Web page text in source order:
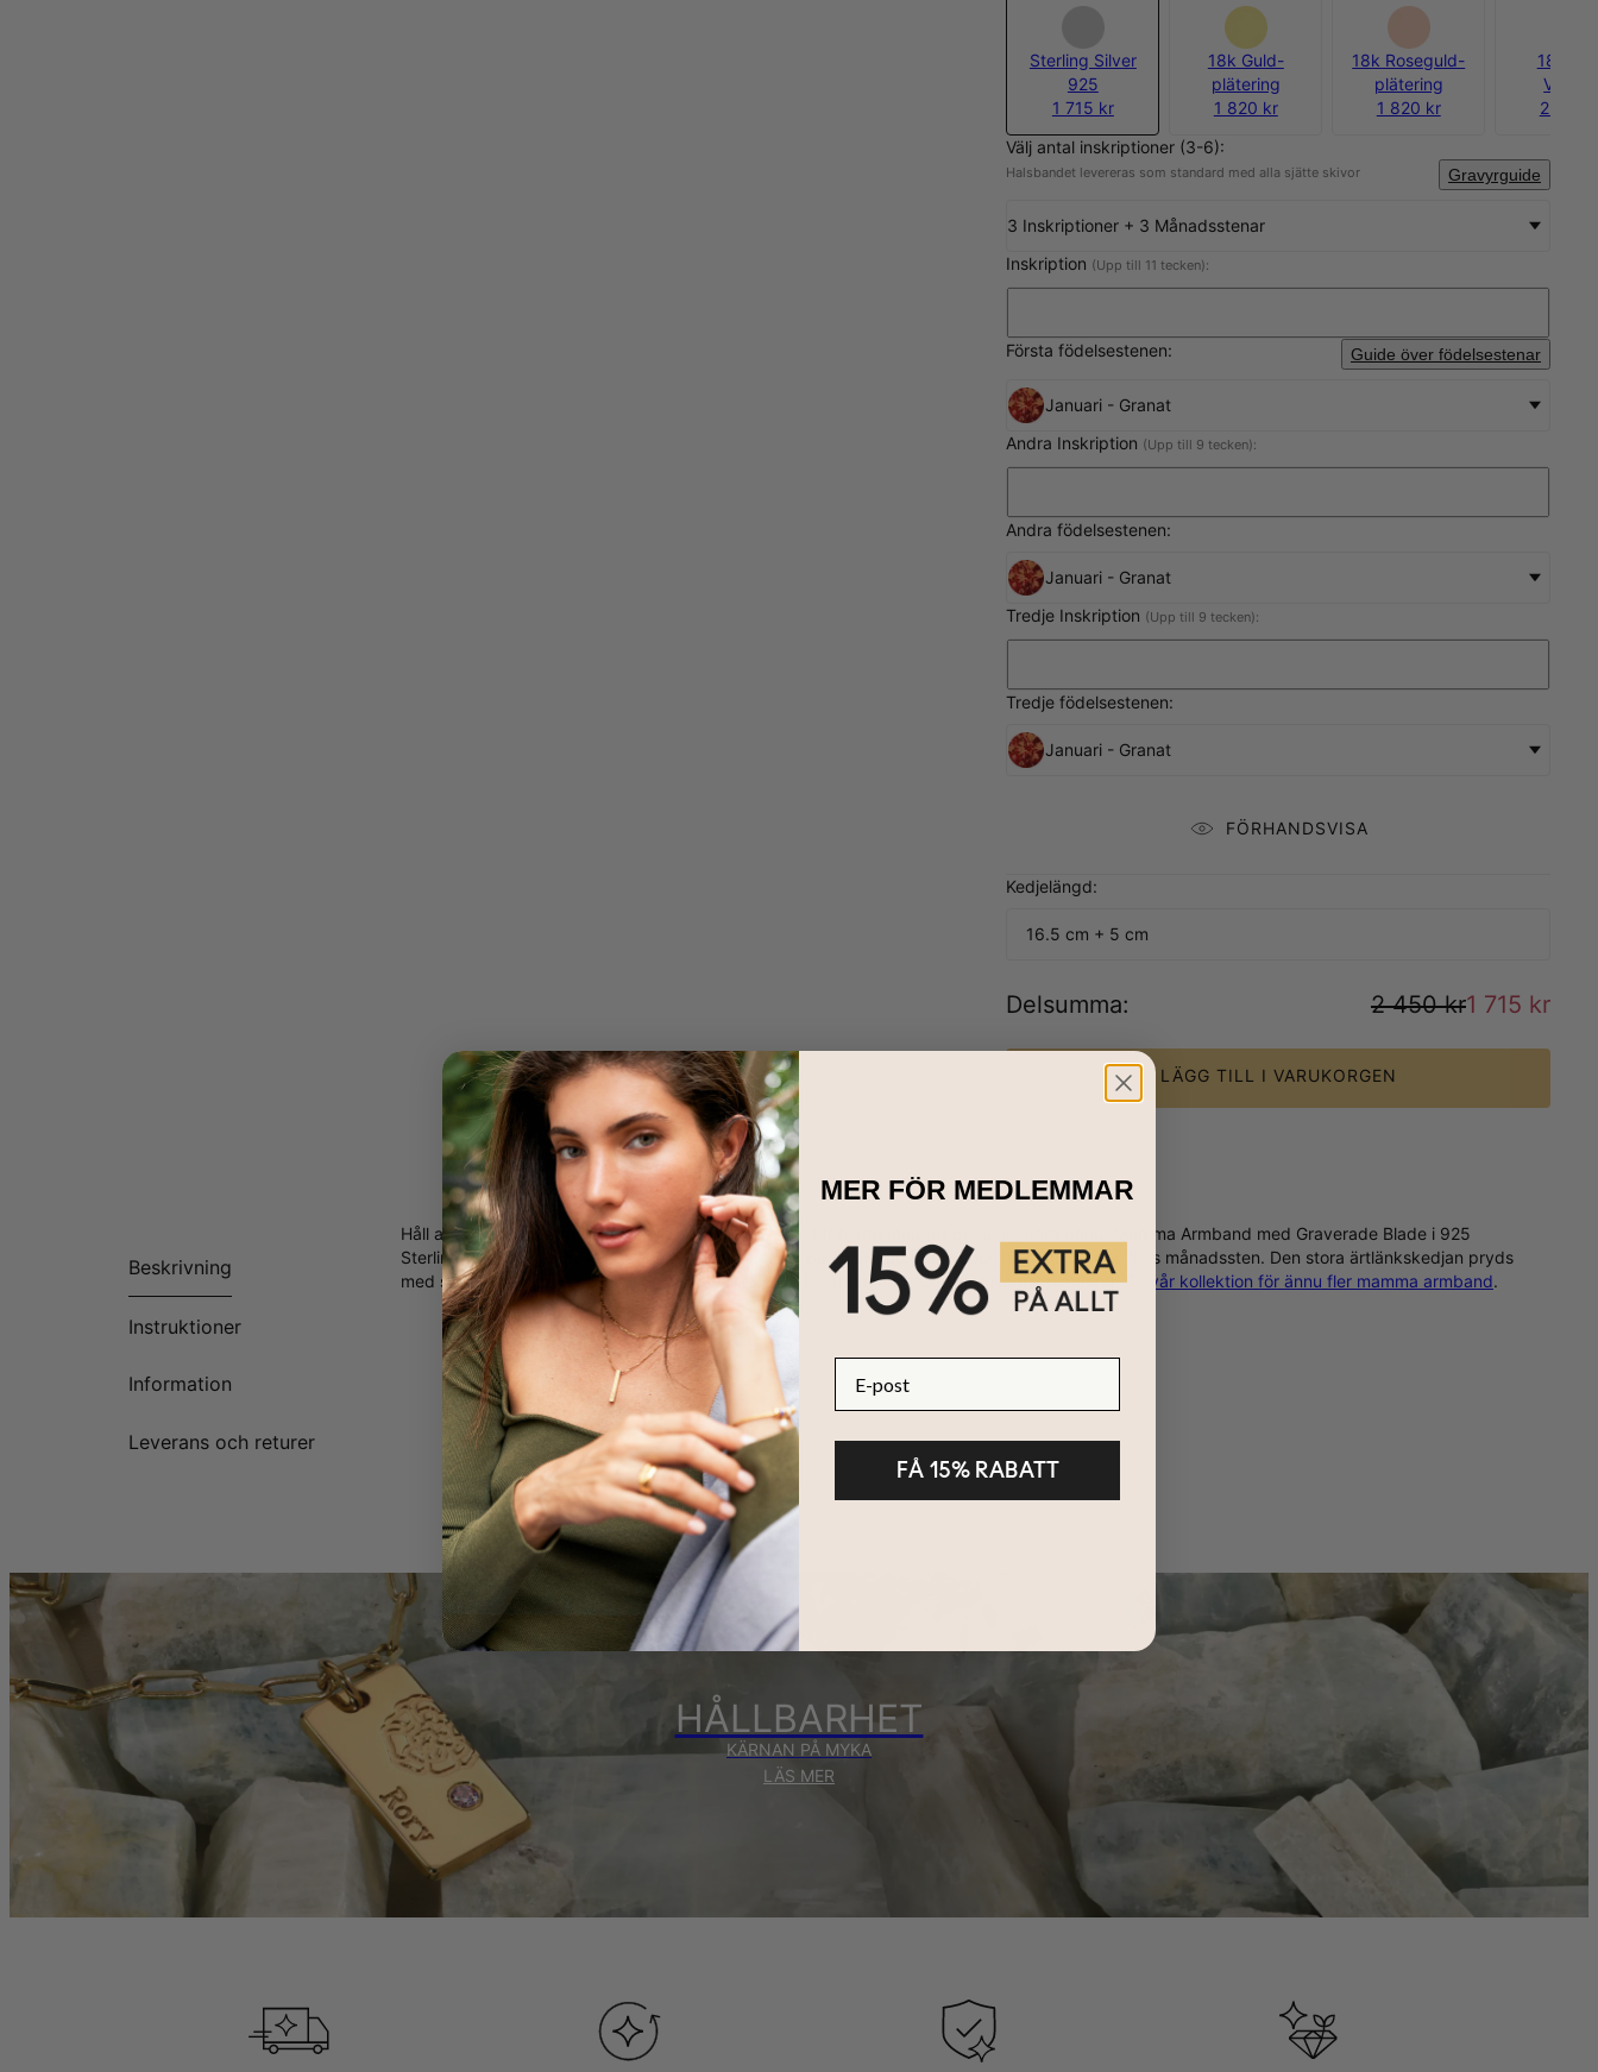
Sterling Silver
925
1 715 kr
18k Guld-
plätering
1 820 kr
18k Roseguld-
plätering
1 820 kr
18k
2 100
Välj antal inskriptioner (3-6):
Halsbandet levereras som standard med alla sjätte skivor Gravyrguide
3 Inskriptioner + 3 Månadsstenar
Inskription (Upp till 11 tecken):
Första födelsestenen: Guide över födelsestenar
Januari - Granat
Andra Inskription (Upp till 9 tecken):
Andra födelsestenen:
Januari - Granat
Tredje Inskription (Upp till 9 tecken):
Tredje födelsestenen:
Januari - Granat
FÖRHANDSVISA
Kedjelängd:
16.5 cm + 5 cm
Delsumma: 2 450 kr1 715 kr
LÄGG TILL I VARUKORGEN
Beskrivning
Instruktioner
Information
Leverans och returer
Håll alla i ditt familjeträd sammankopplade och nära ditt hjärta med ett personligt armband, Mamma Armband med Graverade Blade i 925
Sterling Silver. Varje löv kan graveras med ett namn på en älskad person och ha hans eller hennes månadssten. Den stora ärtlänkskedjan pryds
med sex lövhängsmycken i silver. Finns också i18k guldpläteringoch18k roséguldplätering. Se vår kollektion för ännu fler mamma armband.
HÅLLBARHET
KÄRNAN PÅ MYKA
LÄS MER
MER FÖR MEDLEMMAR
FÅ 15% RABATT